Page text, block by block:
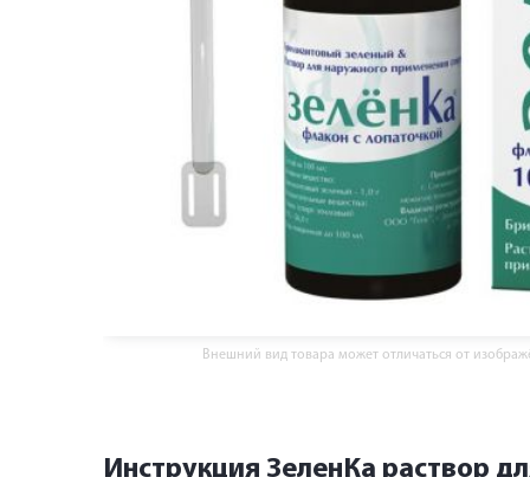
Внешний вид товара может отличаться от
Инструкция ЗеленКа раствор